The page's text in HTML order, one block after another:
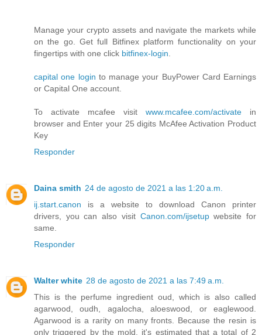
Manage your crypto assets and navigate the markets while
on the go. Get full Bitfinex platform functionality on your
fingertips with one click bitfinex-login
capital one login to manage your BuyPower Card Earnings
or Capital One account.
To activate mcafee visit www.mcafee.com/activate in
browser and Enter your 25 digits McAfee Activation Product
Key
Responder
Daina smith 24 de agosto de 2021 a las 1:20 a.m.
ij.start.canon is a website to download Canon printer
drivers, you can also visit Canon.com/ijsetupwebsite for
same.
Responder
Walter white 28 de agosto de 2021 a las 7:49 a.m.
This is the perfume ingredient oud, which is also called
agarwood, oudh, agalocha, aloeswood, or eaglewood.
Agarwood is a rarity on many fronts. Because the resin is
only triggered by the mold, it's estimated that a total of 2